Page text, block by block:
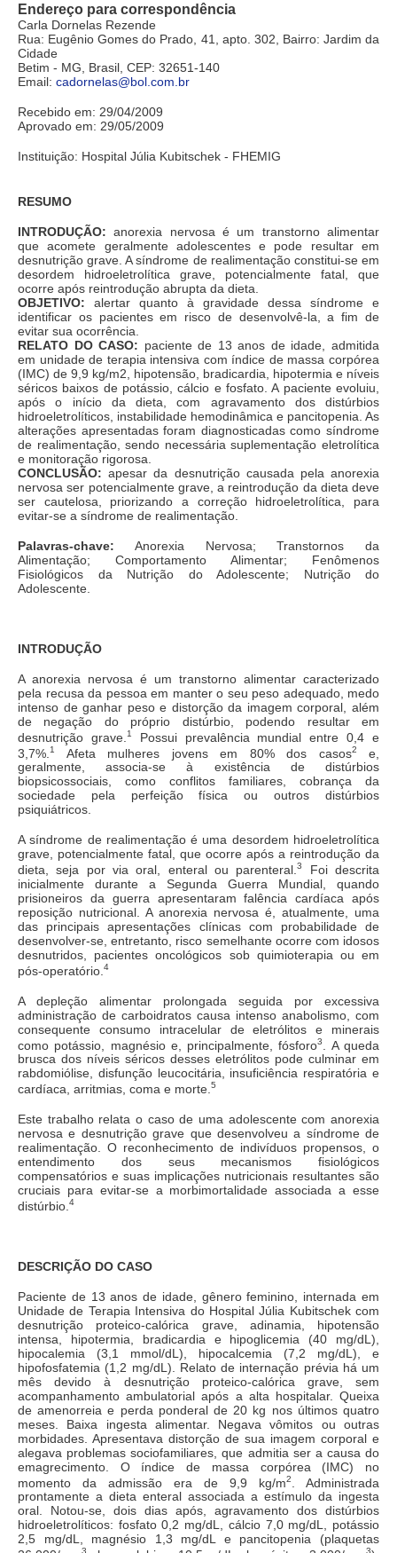
Endereço para correspondência
Carla Dornelas Rezende
Rua: Eugênio Gomes do Prado, 41, apto. 302, Bairro: Jardim da
Cidade
Betim - MG, Brasil, CEP: 32651-140
Email: cadornelas@bol.com.br
Recebido em: 29/04/2009
Aprovado em: 29/05/2009
Instituição: Hospital Júlia Kubitschek - FHEMIG
RESUMO
INTRODUÇÃO: anorexia nervosa é um transtorno alimentar
que acomete geralmente adolescentes e pode resultar em
desnutrição grave. A síndrome de realimentação constitui-se em
desordem hidroeletrolítica grave, potencialmente fatal, que
ocorre após reintrodução abrupta da dieta.
OBJETIVO: alertar quanto à gravidade dessa síndrome e
identificar os pacientes em risco de desenvolvê-la, a fim de
evitar sua ocorrência.
RELATO DO CASO: paciente de 13 anos de idade, admitida
em unidade de terapia intensiva com índice de massa corpórea
(IMC) de 9,9 kg/m2, hipotensão, bradicardia, hipotermia e níveis
séricos baixos de potássio, cálcio e fosfato. A paciente evoluiu,
após o início da dieta, com agravamento dos distúrbios
hidroeletrolíticos, instabilidade hemodinâmica e pancitopenia. As
alterações apresentadas foram diagnosticadas como síndrome
de realimentação, sendo necessária suplementação eletrolítica
e monitoração rigorosa.
CONCLUSÃO: apesar da desnutrição causada pela anorexia
nervosa ser potencialmente grave, a reintrodução da dieta deve
ser cautelosa, priorizando a correção hidroeletrolítica, para
evitar-se a síndrome de realimentação.
Palavras-chave: Anorexia Nervosa; Transtornos da
Alimentação; Comportamento Alimentar; Fenômenos
Fisiológicos da Nutrição do Adolescente; Nutrição do
Adolescente.
INTRODUÇÃO
A anorexia nervosa é um transtorno alimentar caracterizado
pela recusa da pessoa em manter o seu peso adequado, medo
intenso de ganhar peso e distorção da imagem corporal, além
de negação do próprio distúrbio, podendo resultar em
desnutrição grave. 1
Possui prevalência mundial entre 0,4 e
3,7%. 1 Afeta mulheres jovens em 80% dos casos2
e,
geralmente, associa-se à existência de distúrbios
biopsicossociais, como conflitos familiares, cobrança da
sociedade pela perfeição física ou outros distúrbios
psiquiátricos.
A síndrome de realimentação é uma desordem hidroeletrolítica
grave, potencialmente fatal, que ocorre após a reintrodução da
dieta, seja por via oral, enteral ou parenteral.3
Foi descrita
inicialmente durante a Segunda Guerra Mundial, quando
prisioneiros da guerra apresentaram falência cardíaca após
reposição nutricional. A anorexia nervosa é, atualmente, uma
das principais apresentações clínicas com probabilidade de
desenvolver-se, entretanto, risco semelhante ocorre com idosos
desnutridos, pacientes oncológicos sob quimioterapia ou em
pós-operatório. 4
A depleção alimentar prolongada seguida por excessiva
administração de carboidratos causa intenso anabolismo, com
consequente consumo intracelular de eletrólitos e minerais
como potássio, magnésio e, principalmente, fósforo3
. A queda
brusca dos níveis séricos desses eletrólitos pode culminar em
rabdomiólise, disfunção leucocitária, insuficiência respiratória e
cardíaca, arritmias, coma e morte. 5
Este trabalho relata o caso de uma adolescente com anorexia
nervosa e desnutrição grave que desenvolveu a síndrome de
realimentação. O reconhecimento de indivíduos propensos, o
entendimento dos seus mecanismos fisiológicos
compensatórios e suas implicações nutricionais resultantes são
cruciais para evitar-se a morbimortalidade associada a esse
distúrbio. 4
DESCRIÇÃO DO CASO
Paciente de 13 anos de idade, gênero feminino, internada em
Unidade de Terapia Intensiva do Hospital Júlia Kubitschek com
desnutrição proteico-calórica grave, adinamia, hipotensão
intensa, hipotermia, bradicardia e hipoglicemia (40 mg/dL),
hipocalemia (3,1 mmol/dL), hipocalcemia (7,2 mg/dL), e
hipofosfatemia (1,2 mg/dL). Relato de internação prévia há um
mês devido à desnutrição proteico-calórica grave, sem
acompanhamento ambulatorial após a alta hospitalar. Queixa
de amenorreia e perda ponderal de 20 kg nos últimos quatro
meses. Baixa ingesta alimentar. Negava vômitos ou outras
morbidades. Apresentava distorção de sua imagem corporal e
alegava problemas sociofamiliares, que admitia ser a causa do
emagrecimento. O índice de massa corpórea (IMC) no
momento da admissão era de 9,9 kg/m2
. Administrada
prontamente a dieta enteral associada a estímulo da ingesta
oral. Notou-se, dois dias após, agravamento dos distúrbios
hidroeletrolíticos: fosfato 0,2 mg/dL, cálcio 7,0 mg/dL, potássio
2,5 mg/dL, magnésio 1,3 mg/dL e pancitopenia (plaquetas
3 3